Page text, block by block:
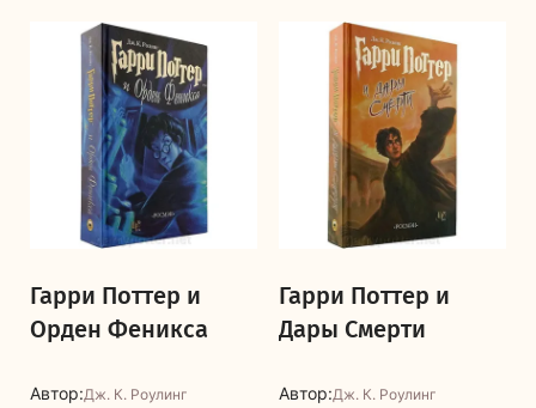
Гарри Поттер и
Орден Феникса
Автор:Дж. К. Роулинг
Гарри Поттер и
Дары Смерти
Автор:Дж. К. Роулинг